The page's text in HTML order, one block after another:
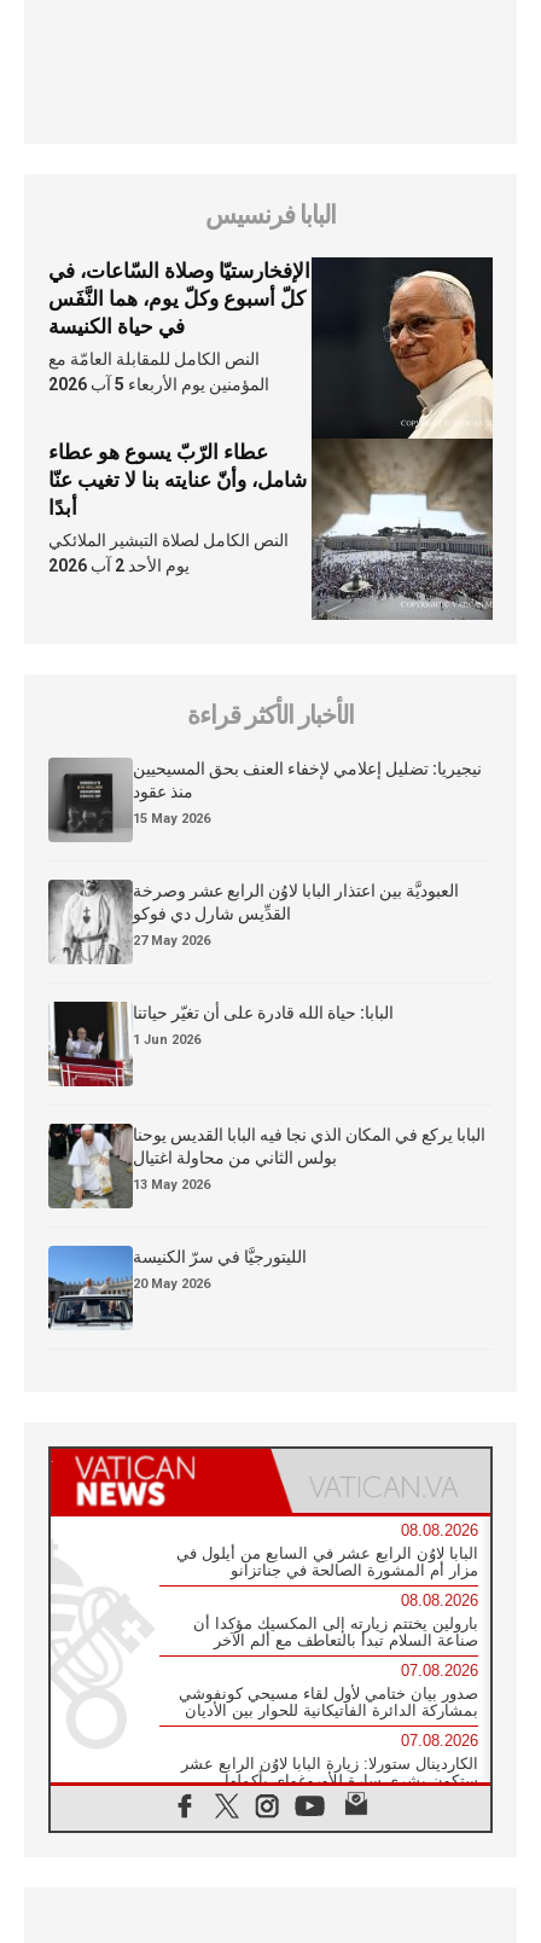
البابا فرنسيس
الإفخارستيّا وصلاة السّاعات، في
كلّ أسبوع وكلّ يوم، هما النَّفَس
في حياة الكنيسة
النص الكامل للمقابلة العامّة مع
المؤمنين يوم الأربعاء 5 آب 2026
عطاء الرّبّ يسوع هو عطاء
شامل، وأنّ عنايته بنا لا تغيب عنّا
أبدًا
النص الكامل لصلاة التبشير الملائكي
يوم الأحد 2 آب 2026
الأخبار الأكثر قراءة
نيجيريا: تضليل إعلامي لإخفاء العنف بحق المسيحيين
منذ عقود
15 May 2026
العبوديَّة بين اعتذار البابا لاوُن الرابع عشر وصرخة
القدِّيس شارل دي فوكو
27 May 2026
البابا: حياة الله قادرة على أن تغيّر حياتنا
1 Jun 2026
البابا يركع في المكان الذي نجا فيه البابا القديس يوحنا
بولس الثاني من محاولة اغتيال
13 May 2026
الليتورجيَّا في سرّ الكنيسة
20 May 2026
08.08.2026
البابا لاوُن الرابع عشر في السابع من أيلول في
مزار أم المشورة الصالحة في جناتزانو
08.08.2026
بارولين يختتم زيارته إلى المكسيك مؤكدا أن
صناعة السلام تبدأ بالتعاطف مع ألم الآخر
07.08.2026
صدور بيان ختامي لأول لقاء مسيحي كونفوشي
بمشاركة الدائرة الفاتيكانية للحوار بين الأديان
07.08.2026
الكاردينال ستورلا: زيارة البابا لاوُن الرابع عشر
ستكون بشرى سارة للأوروغواي بأكملها
الفاتيكان يعلن برنامج الزيارة الرسولية للبابا لاوُن